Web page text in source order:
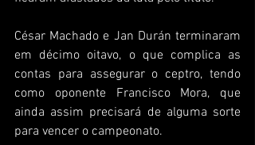
César Machado e Jan Durán terminaram
em décimo oitavo, o que complica as
contas para assegurar o ceptro, tendo
como oponente Francisco Mora, que
ainda assim precisará de alguma sorte
para vencer o campeonato.